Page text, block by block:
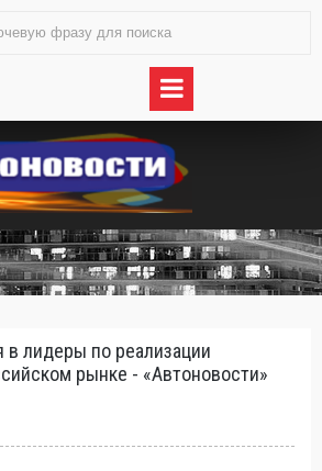
в лидеры по реализации
рынке - «Автоновости»